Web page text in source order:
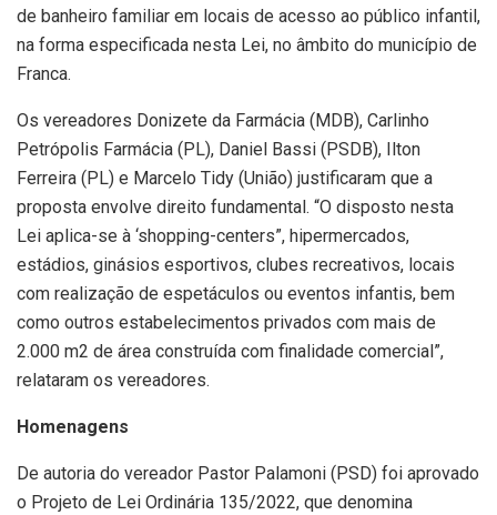
de banheiro familiar em locais de acesso ao público infantil,
na forma especificada nesta Lei, no âmbito do município de
Franca.
Os vereadores Donizete da Farmácia (MDB), Carlinho
Petrópolis Farmácia (PL), Daniel Bassi (PSDB), Ilton
Ferreira (PL) e Marcelo Tidy (União) justificaram que a
proposta envolve direito fundamental. “O disposto nesta
Lei aplica-se à ‘shopping-centers”, hipermercados,
estádios, ginásios esportivos, clubes recreativos, locais
com realização de espetáculos ou eventos infantis, bem
como outros estabelecimentos privados com mais de
2.000 m2 de área construída com finalidade comercial”,
relataram os vereadores.
Homenagens
De autoria do vereador Pastor Palamoni (PSD) foi aprovado
o Projeto de Lei Ordinária 135/2022, que denomina